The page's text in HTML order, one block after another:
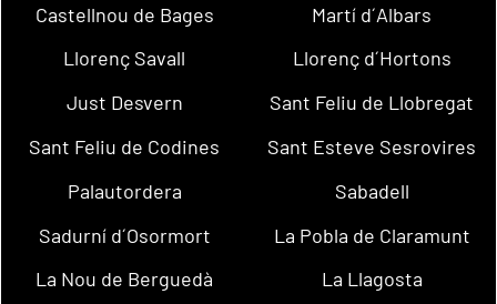
Castellnou de Bages
Martí d´Albars
Llorenç Savall
Llorenç d´Hortons
Just Desvern
Sant Feliu de Llobregat
Sant Feliu de Codines
Sant Esteve Sesrovires
Palautordera
Sabadell
Sadurní d´Osormort
La Pobla de Claramunt
La Nou de Berguedà
La Llagosta